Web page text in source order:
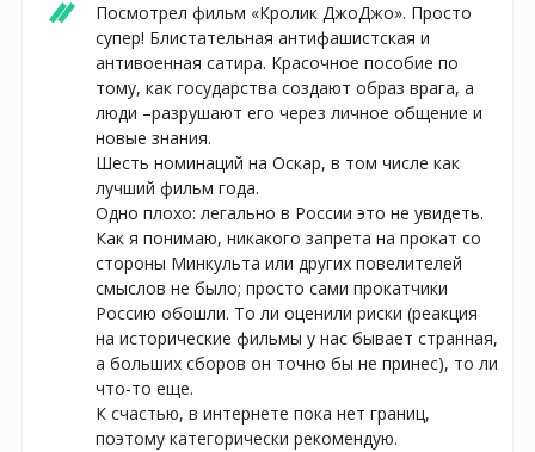
Посмотрел фильм «Кролик ДжоДжо». Просто
супер! Блистательная антифашистская и
антивоенная сатира. Красочное пособие по
тому, как государства создают образ врага, а
люди –разрушают его через личное общение и
новые знания.
Шесть номинаций на Оскар, в том числе как
лучший фильм года.
Одно плохо: легально в России это не увидеть.
Как я понимаю, никакого запрета на прокат со
стороны Минкульта или других повелителей
смыслов не было; просто сами прокатчики
Россию обошли. То ли оценили риски (реакция
на исторические фильмы у нас бывает странная,
а больших сборов он точно бы не принес), то ли
что-то еще.
К счастью, в интернете пока нет границ,
поэтому категорически рекомендую.